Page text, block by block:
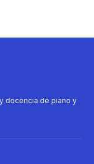
docencia de piano y